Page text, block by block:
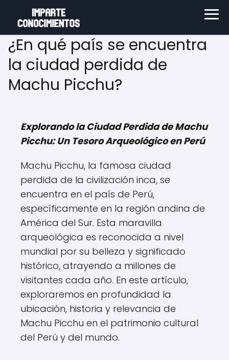
¿En qué país se encuentra
la ciudad perdida de
Machu Picchu?
Explorando la Ciudad Perdida de Machu
Picchu: Un Tesoro Arqueológico en Perú
Machu Picchu, la famosa ciudad
perdida de la civilización inca, se
encuentra en el país de Perú,
específicamente en la región andina de
América del Sur. Esta maravilla
arqueológica es reconocida a nivel
mundial por su belleza y significado
histórico, atrayendo a millones de
visitantes cada año. En este artículo,
exploraremos en profundidad la
ubicación, historia y relevancia de
Machu Picchu en el patrimonio cultural
del Perú y del mundo.